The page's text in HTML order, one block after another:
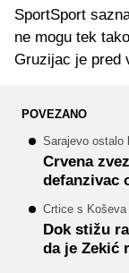
SportSport
ne mogu tek
Gruzijac je pred
POVEZANO
Sarajevo ostalo
Crvena
defanzivac
Crtice s Koševa
Dok stižu
da je Zekić